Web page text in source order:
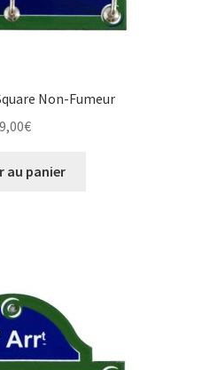
Non-Fumeur
€
au panier